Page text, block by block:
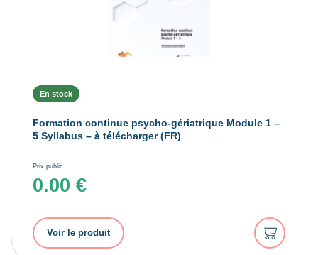
En stock
Formation continue psycho-gériatrique Module 1 –
5 Syllabus – à télécharger (FR)
Prix public
0.00 €
Voir le produit
Ajouter
au
panier